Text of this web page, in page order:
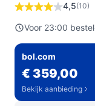
4,5(10)
Voor 23:00
bol.com
€ 359,00
Bekijk aanbieding